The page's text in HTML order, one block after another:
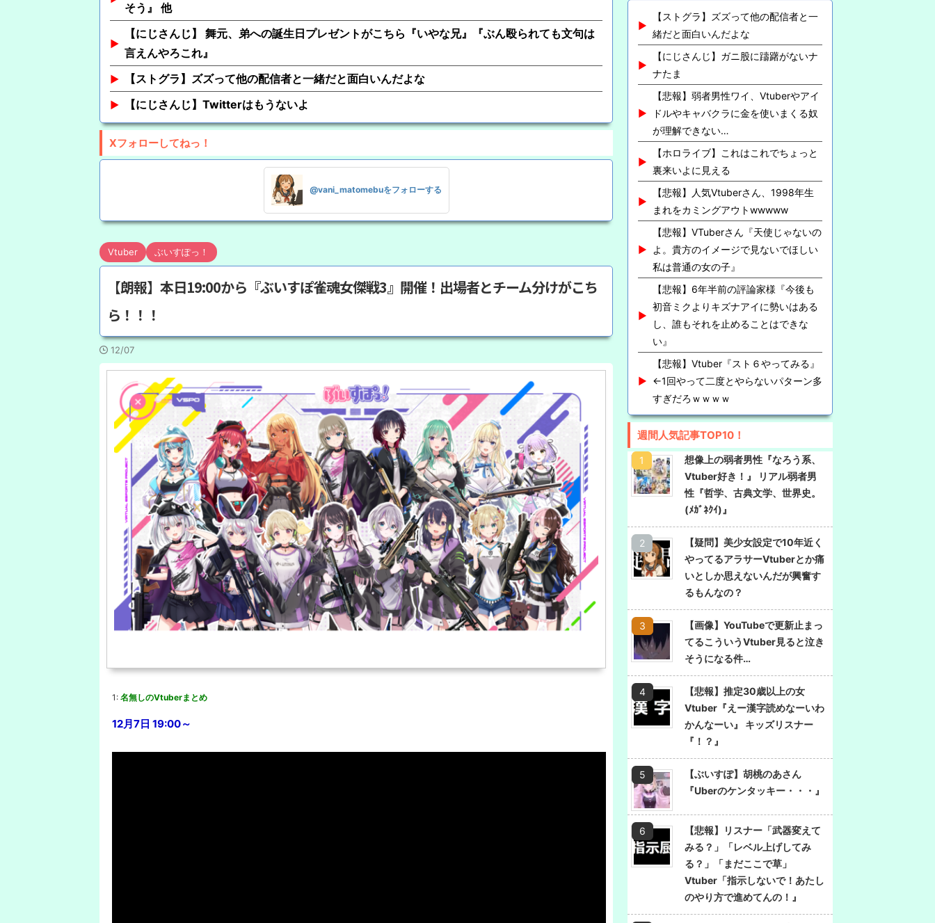
そう』 他
【にじさんじ】 舞元、弟への誕生日プレゼントがこちら『いやな兄』『ぶん殴られても文句は
言えんやろこれ』
【ストグラ】ズズって他の配信者と一緒だと面白いんだよな
【にじさんじ】Twitterはもうないよ
Xフォローしてねっ！
@vani_matomebuをフォローする
Vtuber ぶいすぽっ！
【朗報】本日19:00から『ぶいすぽ雀魂女傑戦3』開催！出場者とチーム分けがこち
ら！！！
12/07
1: 名無しのVtuberまとめ
12月7日 19:00～
【ストグラ】ズズって他の配信者と一
緒だと面白いんだよな
【にじさんじ】ガニ股に躊躇がないナ
ナたま
【悲報】弱者男性ワイ、Vtuberやアイ
ドルやキャバクラに金を使いまくる奴
が理解できない…
【ホロライブ】これはこれでちょっと
裏来いよに見える
【悲報】人気Vtuberさん、1998年生
まれをカミングアウトwwwww
【悲報】VTuberさん『天使じゃないの
よ。貴方のイメージで見ないでほしい
私は普通の女の子』
【悲報】6年半前の評論家様『今後も
初音ミクよりキズナアイに勢いはある
し、誰もそれを止めることはできな
い』
【悲報】Vtuber『スト６やってみる』
←1回やって二度とやらないパターン多
すぎだろｗｗｗｗ
週間人気記事TOP10！
想像上の弱者男性『なろう系、
Vtuber好き！』 リアル弱者男
性『哲学、古典文学、世界史。
(ﾒｶﾞﾈｸｲ)』
【疑問】美少女設定で10年近く
やってるアラサーVtuberとか痛
いとしか思えないんだが興奮す
るもんなの？
【画像】YouTubeで更新止まっ
てるこういうVtuber見ると泣き
そうになる件…
【悲報】推定30歳以上の女
Vtuber『えー漢字読めなーいわ
かんなーい』 キッズリスナー
『！？』
【ぶいすぽ】胡桃のあさん
『Uberのケンタッキー・・・』
【悲報】リスナー「武器変えて
みる？」「レベル上げしてみ
る？」「まだここで草」
Vtuber「指示しないで！あたし
のやり方で進めてんの！』